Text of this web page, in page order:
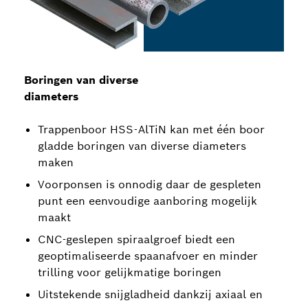
Boringen van diverse
diameters
Trappenboor HSS-AlTiN kan met één boor
gladde boringen van diverse diameters
maken
Voorponsen is onnodig daar de gespleten
punt een eenvoudige aanboring mogelijk
maakt
CNC-geslepen spiraalgroef biedt een
geoptimaliseerde spaanafvoer en minder
trilling voor gelijkmatige boringen
Uitstekende snijgladheid dankzij axiaal en